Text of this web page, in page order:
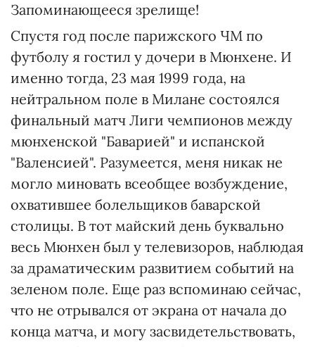
Запоминающееся зрелище!
Спустя год после парижского ЧМ по
футболу я гостил у дочери в Мюнхене. И
именно тогда, 23 мая 1999 года, на
нейтральном поле в Милане состоялся
финальный матч Лиги чемпионов между
мюнхенской "Баварией" и испанской
"Валенсией". Разумеется, меня никак не
могло миновать всеобщее возбуждение,
охватившее болельщиков баварской
столицы. В тот майский день буквально
весь Мюнхен был у телевизоров, наблюдая
за драматическим развитием событий на
зеленом поле. Еще раз вспоминаю сейчас,
что не отрывался от экрана от начала до
конца матча, и могу засвидетельствовать,